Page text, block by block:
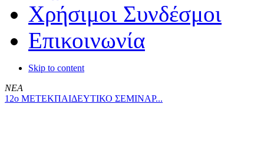
Χρήσιμοι Συνδέσμοι
Επικοινωνία
Skip to content
ΝΕΑ
12ο ΜΕΤΕΚΠΑΙΔΕΥΤΙΚΟ ΣΕΜΙΝΑΡ...